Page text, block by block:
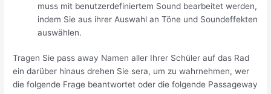
muss mit benutzerdefiniertem Sound bearbeitet werden,
indem Sie aus ihrer Auswahl an Töne und Soundeffekten
auswählen.
Tragen Sie pass away Namen aller Ihrer Schüler auf das Rad
ein darüber hinaus drehen Sie sera, um zu wahrnehmen, wer
die folgende Frage beantwortet oder die folgende Passageway